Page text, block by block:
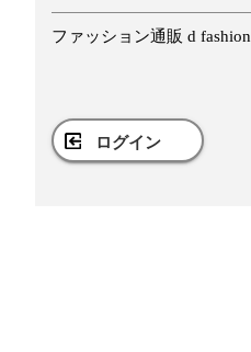
ファッション通販 d fashion
ログイン